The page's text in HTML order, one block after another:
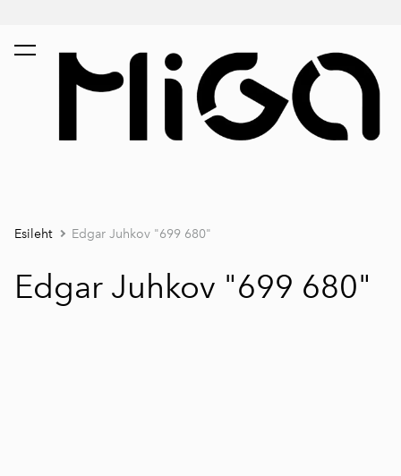
Esileht Edgar Juhkov "699 680"
Edgar Juhkov "699 680"